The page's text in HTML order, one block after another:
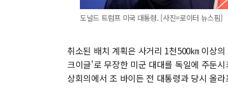
도널드 트럼프 미국 대통령. [사진=로이터 뉴스핌]
취소된 배치 계획은 사거리 1천500㎞ 이상
크이글'로 무장한 미군 대대를 독일에 주둔
상회의에서 조 바이든 전 대통령과 당시 올